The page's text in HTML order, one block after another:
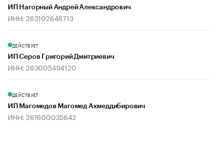
ИП Нагорный Андрей Александрович
ИНН: 263102648713
ДЕЙСТВУЕТ
ИП Серов Григорий Дмитриевич
ИНН: 263005494120
ДЕЙСТВУЕТ
ИП Магомедов Магомед Ахмеддибирович
ИНН: 261600035642